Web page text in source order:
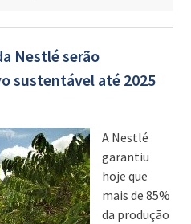
Nestlé serão
sustentável até 2025
A Nestlé
garantiu
hoje que
mais de 85%
da produção